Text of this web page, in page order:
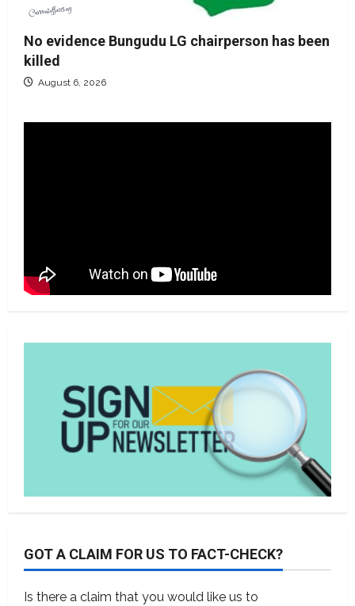
No evidence Bungudu LG chairperson has been
killed
August 6, 2026
GOT A CLAIM FOR US TO FACT-CHECK?
Is there a claim that you would like us to